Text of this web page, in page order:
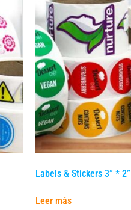
Labels & Stickers 3” * 2”
Leer más